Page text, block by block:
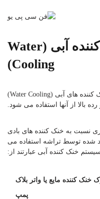
فن سی پی یو خنک کننده آبی (Water
Cooling)
نوع دوم انواع خنک کننده پردازنده، خنک کننده های آبی (Water Cooling)
بالا از آنها استفاده می شود.
نسبت به خنک کننده های بادی
شده توسط تراشه استفاده می
خنک کننده آبی عبارتند از:
خنک کننده مایع یا واتر بلاک
پمپ